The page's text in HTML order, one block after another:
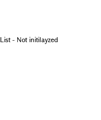
List - Not initilayzed